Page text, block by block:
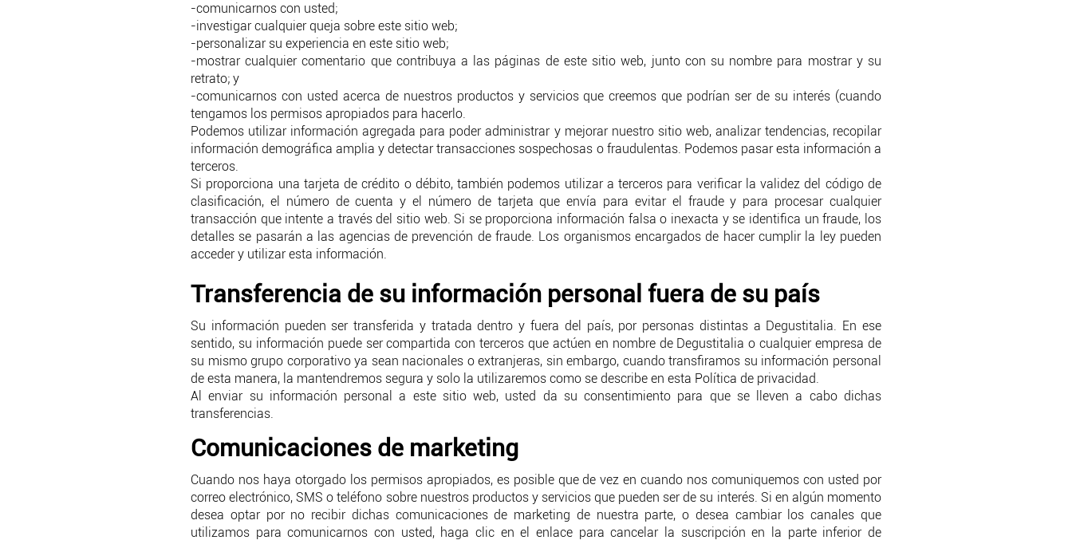
-comunicarnos con usted;
-investigar cualquier queja sobre este sitio web;
-personalizar su experiencia en este sitio web;
-mostrar cualquier comentario que contribuya a las páginas de este sitio web, junto con su nombre para mostrar y su
retrato; y
-comunicarnos con usted acerca de nuestros productos y servicios que creemos que podrían ser de su interés (cuando
tengamos los permisos apropiados para hacerlo.
Podemos utilizar información agregada para poder administrar y mejorar nuestro sitio web, analizar tendencias, recopilar
información demográfica amplia y detectar transacciones sospechosas o fraudulentas. Podemos pasar esta información a
terceros.
Si proporciona una tarjeta de crédito o débito, también podemos utilizar a terceros para verificar la validez del código de
clasificación, el número de cuenta y el número de tarjeta que envía para evitar el fraude y para procesar cualquier
transacción que intente a través del sitio web. Si se proporciona información falsa o inexacta y se identifica un fraude, los
detalles se pasarán a las agencias de prevención de fraude. Los organismos encargados de hacer cumplir la ley pueden
acceder y utilizar esta información.
Transferencia de su información personal fuera de su país
Su información pueden ser transferida y tratada dentro y fuera del país, por personas distintas a Degustitalia. En ese
sentido, su información puede ser compartida con terceros que actúen en nombre de Degustitalia o cualquier empresa de
su mismo grupo corporativo ya sean nacionales o extranjeras, sin embargo, cuando transfiramos su información personal
de esta manera, la mantendremos segura y solo la utilizaremos como se describe en esta Política de privacidad.
Al enviar su información personal a este sitio web, usted da su consentimiento para que se lleven a cabo dichas
transferencias.
Comunicaciones de marketing
Cuando nos haya otorgado los permisos apropiados, es posible que de vez en cuando nos comuniquemos con usted por
correo electrónico, SMS o teléfono sobre nuestros productos y servicios que pueden ser de su interés. Si en algún momento
desea optar por no recibir dichas comunicaciones de marketing de nuestra parte, o desea cambiar los canales que
utilizamos para comunicarnos con usted, haga clic en el enlace para cancelar la suscripción en la parte inferior de